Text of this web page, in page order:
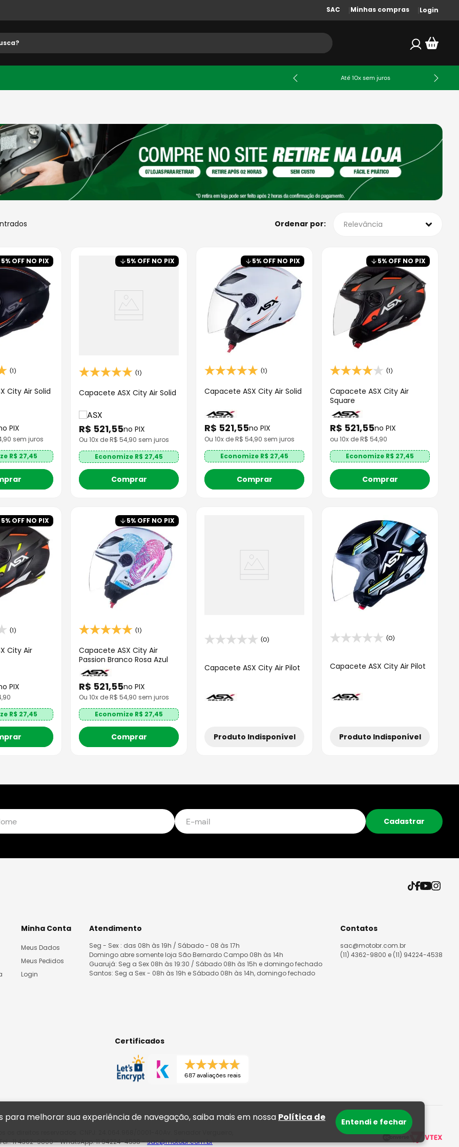
SAC Minhas compras Login
Até 10x sem juros
melhorar sua experiência de navegação, saiba mais em nossa Política de Entendi e fechar
Relevância
5% OFF NO PIX
(1)
City Air Solid
PIX
sem juros
R$ 27,45
5% OFF NO PIX
(1)
Capacete ASX City Air Solid
R$ 521,55no PIX
Ou 10x de R$ 54,90 sem juros
Economize R$ 27,45
Comprar
5% OFF NO PIX
(1)
Capacete ASX City Air Solid
R$ 521,55no PIX
Ou 10x de R$ 54,90 sem juros
Economize R$ 27,45
Comprar
5% OFF NO PIX
(1)
Capacete ASX City Air
Square
R$ 521,55no PIX
ou 10x deR$ 54,90
Economize R$ 27,45
Comprar
5% OFF NO PIX
(1)
City Air
PIX
,90
R$ 27,45
5% OFF NO PIX
(1)
Capacete ASX City Air
Passion Branco Rosa Azul
R$ 521,55no PIX
Ou 10x de R$ 54,90 sem juros
Economize R$ 27,45
Comprar
(0)
Capacete ASX City Air Pilot
Produto Indisponível
(0)
Capacete ASX City Air Pilot
Produto Indisponível
Cadastrar
Minha Conta
Meus Dados
Meus Pedidos
Login
Atendimento
Seg - Sex : das 08h às 19h / Sábado - 08 às 17h
Domingo abre somente loja São Bernardo Campo 08h às 14h
Guarujá: Seg a Sex 08h às 19:30 / Sábado 08h às 15h e domingo fechado
Santos: Seg a Sex - 08h às 19h e Sábado 08h às 14h, domingo fechado
Contatos
sac@motobr.com.br
(11) 4362-9800 e (11) 94224-4538
Certificados
687 avaliações reais
direitos reservados. CNPJ: 24.064.968/0001-40Av. Senador Vergueiro,
11 4362-9800 - WhatsApp: 11 94224-4538 -sac@motobr.com.br